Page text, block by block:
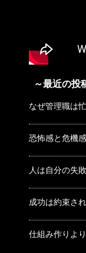
～最近の投
なぜ管理職は
恐怖感と危機
人は自分の失
成功は約束さ
仕組み作りよ